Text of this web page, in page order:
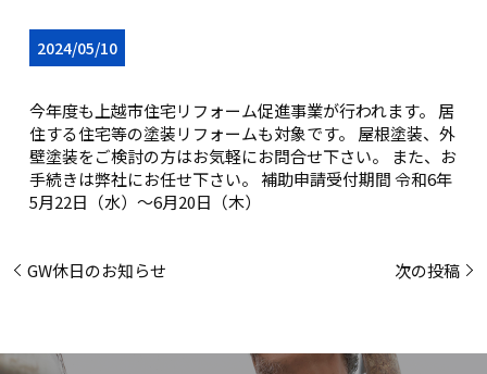
2024/05/10
今年度も上越市住宅リフォーム促進事業が行われます。 居
住する住宅等の塗装リフォームも対象です。 屋根塗装、外
壁塗装をご検討の方はお気軽にお問合せ下さい。 また、お
手続きは弊社にお任せ下さい。 補助申請受付期間 令和6年
5月22日（水）～6月20日（木）
GW休日のお知らせ 次の投稿